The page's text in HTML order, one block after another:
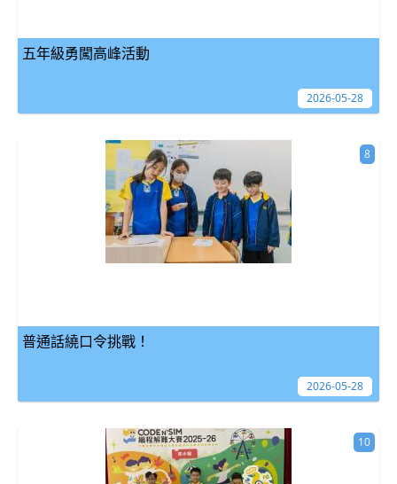
五年級勇闖高峰活動
2026-05-28
普通話繞口令挑戰！
8
2026-05-28
10